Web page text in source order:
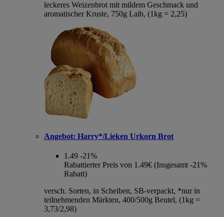
leckeres Weizenbrot mit mildem Geschmack und
aromatischer Kruste, 750g Laib, (1kg = 2,25)
Angebot: Harry*/Lieken Urkorn Brot
1.49 -21%
Rabattierter Preis von 1.49€ (Insgesamt -21%
Rabatt)
versch. Sorten, in Scheiben, SB-verpackt, *nur in
teilnehmenden Märkten, 400/500g Beutel, (1kg =
3,73/2,98)